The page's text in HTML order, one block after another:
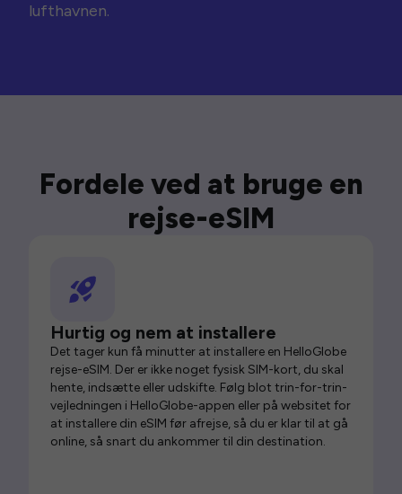
lufthavnen.
Fordele ved at bruge en
rejse-eSIM
Hurtig og nem at installere
Det tager kun få minutter at installere en HelloGlobe
rejse-eSIM. Der er ikke noget fysisk SIM-kort, du skal
hente, indsætte eller udskifte. Følg blot trin-for-trin-
vejledningen i HelloGlobe-appen eller på websitet for
at installere din eSIM før afrejse, så du er klar til at gå
online, så snart du ankommer til din destination.